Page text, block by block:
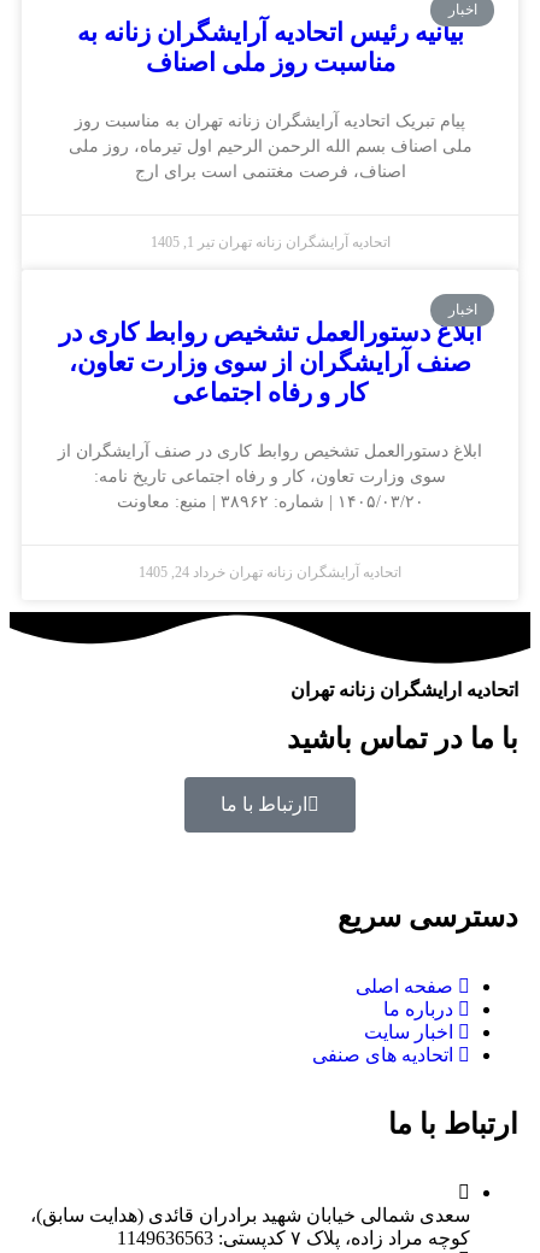
اخبار
بیانیه رئیس اتحادیه آرایشگران زنانه به
مناسبت روز ملی اصناف
پیام تبریک اتحادیه آرایشگران زنانه تهران به مناسبت روز
ملی اصناف بسم الله الرحمن الرحیم اول تیرماه، روز ملی
اصناف، فرصت مغتنمی است برای ارج
اتحادیه آرایشگران زنانه تهرانتیر 1, 1405
اخبار
ابلاغ دستورالعمل تشخیص روابط کاری در
صنف آرایشگران از سوی وزارت تعاون،
کار و رفاه اجتماعی
ابلاغ دستورالعمل تشخیص روابط کاری در صنف آرایشگران از
سوی وزارت تعاون، کار و رفاه اجتماعی تاریخ نامه:
۱۴۰۵/۰۳/۲۰ | شماره: ۳۸۹۶۲ | منبع: معاونت
اتحادیه آرایشگران زنانه تهران خرداد 24, 1405
اتحادیه ارایشگران زنانه تهران
با ما در تماس باشید
ارتباط با ما
دسترسی سریع
صفحه اصلی
درباره ما
اخبار سایت
اتحادیه های صنفی
ارتباط با ما
سعدی شمالی خیابان شهید برادران قائدی (هدایت سابق)،
کوچه مراد زاده، پلاک ۷ کدپستی: 1149636563